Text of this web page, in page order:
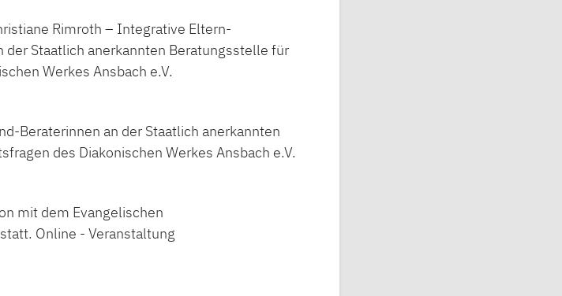
Rimroth – Integrative Eltern-
Staatlich anerkannten Beratungsstelle für
Werkes Ansbach e.V.
Beraterinnen an der Staatlich anerkannten
des Diakonischen Werkes Ansbach e.V.
mit dem Evangelischen
Online - Veranstaltung